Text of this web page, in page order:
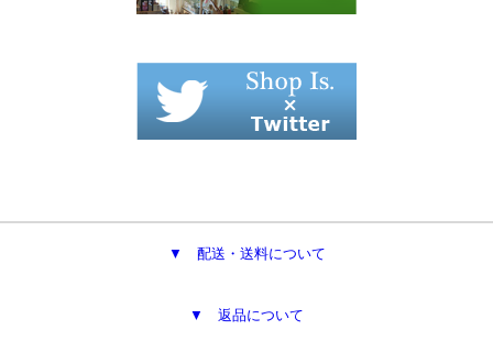
▼ 配送・送料について
▼ 返品について